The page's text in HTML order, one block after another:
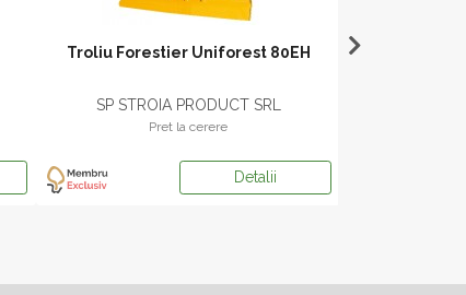
Troliu Forestier Uniforest 80EH
SP STROIA PRODUCT SRL
Pret la cerere
Detalii